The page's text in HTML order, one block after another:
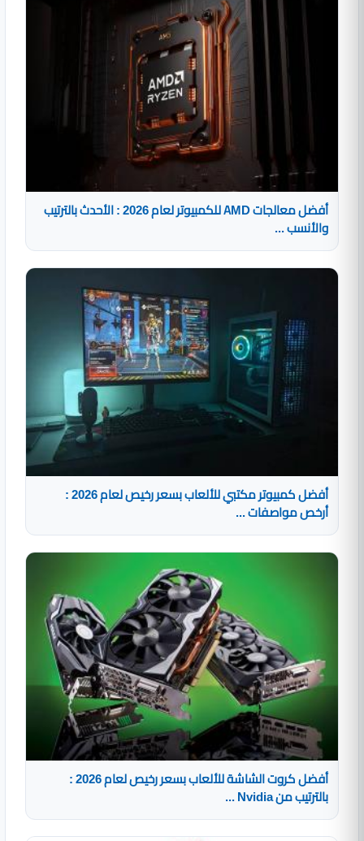
أفضل معالجات AMD للكمبيوتر لعام 2026 : الأحدث بالترتيب
والأنسب ...
أفضل كمبيوتر مكتبي للألعاب بسعر رخيص لعام 2026 :
أرخص مواصفات ...
أفضل كروت الشاشة للألعاب بسعر رخيص لعام 2026 :
بالترتيب من Nvidia ...